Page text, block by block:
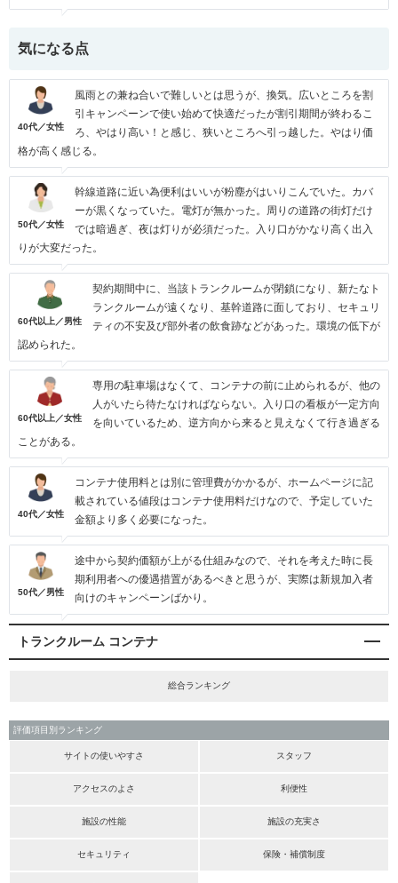
気になる点
40代／女性
風雨との兼ね合いで難しいとは思うが、換気。広いところを割
引キャンペーンで使い始めて快適だったが割引期間が終わるこ
ろ、やはり高い！と感じ、狭いところへ引っ越した。やはり価
格が高く感じる。
50代／女性
幹線道路に近い為便利はいいが粉塵がはいりこんでいた。カバ
ーが黒くなっていた。電灯が無かった。周りの道路の街灯だけ
では暗過ぎ、夜は灯りが必須だった。入り口がかなり高く出入
りが大変だった。
60代以上／男性
契約期間中に、当該トランクルームが閉鎖になり、新たなト
ランクルームが遠くなり、基幹道路に面しており、セキュリ
ティの不安及び部外者の飲食跡などがあった。環境の低下が
認められた。
60代以上／女性
専用の駐車場はなくて、コンテナの前に止められるが、他の
人がいたら待たなければならない。入り口の看板が一定方向
を向いているため、逆方向から来ると見えなくて行き過ぎる
ことがある。
40代／女性
コンテナ使用料とは別に管理費がかかるが、ホームページに記
載されている値段はコンテナ使用料だけなので、予定していた
金額より多く必要になった。
50代／男性
途中から契約価額が上がる仕組みなので、それを考えた時に長
期利用者への優遇措置があるべきと思うが、実際は新規加入者
向けのキャンペーンばかり。
トランクルーム コンテナ
総合ランキング
評価項目別ランキング
サイトの使いやすさ スタッフ
アクセスのよさ 利便性
施設の性能 施設の充実さ
セキュリティ 保険・補償制度